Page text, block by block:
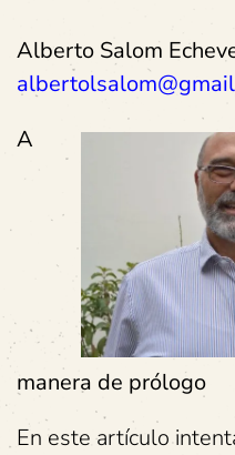
Alberto Salom
A
manera de prólogo
En este artículo